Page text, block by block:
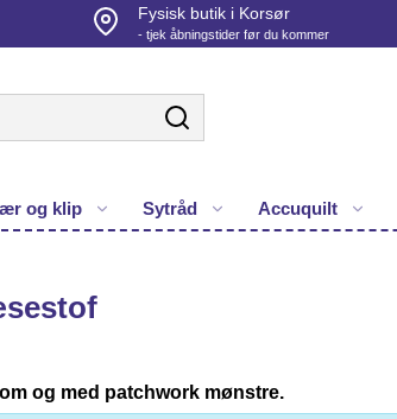
Fysisk butik i Korsør
- tjek åbningstider før du kommer
og klip Sytråd Accuquilt
og med patchwork mønstre.